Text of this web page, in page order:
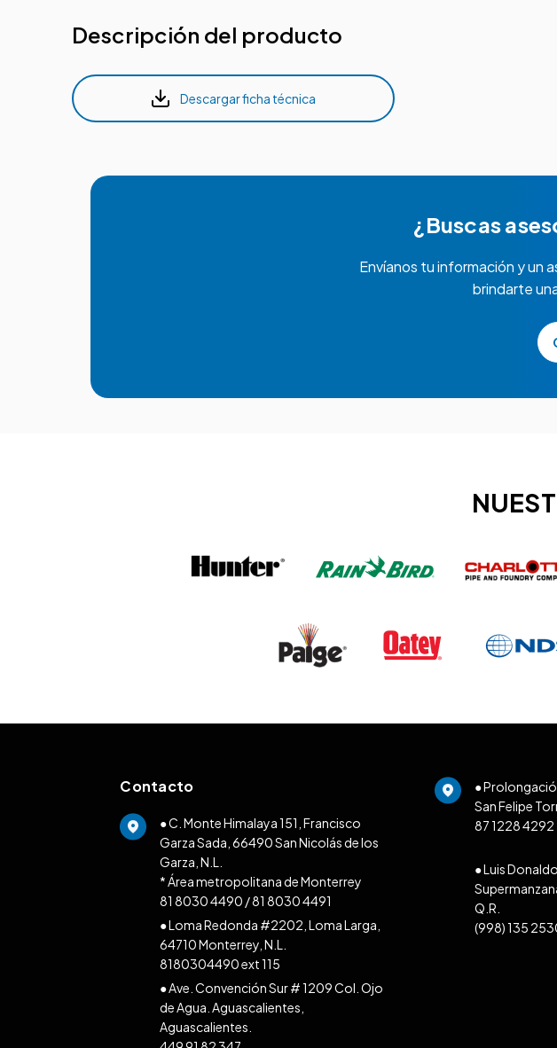
Descripción del producto
Descargar ficha técnica
¿Buscas
Envíanos tu información y un
brindarte
Contacto
● C. Monte Himalaya 151, Francisco
Garza Sada, 66490 San Nicolás de los
Garza, N.L.
* Área metropolitana de Monterrey
81 8030 4490 /81 8030 4491
● Loma Redonda #2202, Loma Larga,
64710 Monterrey, N.L.
8180304490 ext 115
● Ave. Convención Sur # 1209 Col. Ojo
de Agua. Aguascalientes,
Aguascalientes.
●
San Felipe
87 1228 4292
● Luis
Q.R.
(998) 135